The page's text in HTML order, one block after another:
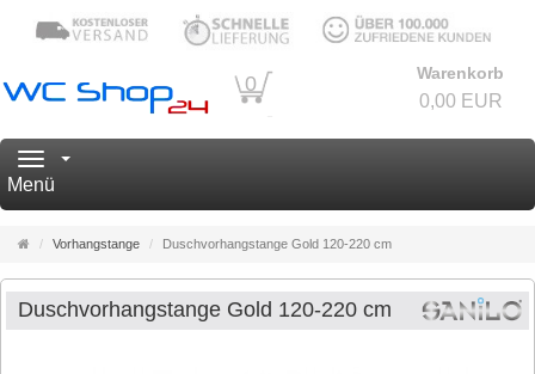
0 Warenkorb
0,00 EUR
Navigation
Menü
Startseite
Vorhangstange Duschvorhangstange Gold 120-220 cm
Duschvorhangstange Gold 120-220 cm